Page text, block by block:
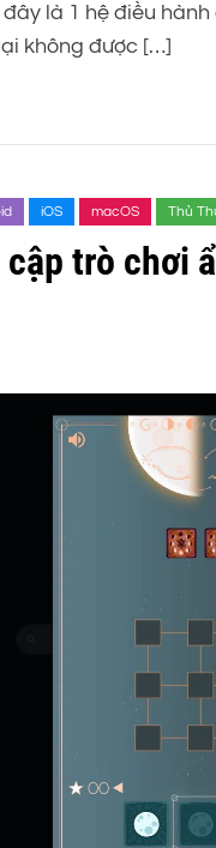
đây là 1 hệ điều
không được […]
iOS macOS Thủ
trò chơi